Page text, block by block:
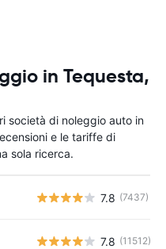
in Tequesta,
società di noleggio auto in
e le tariffe di
sola ricerca.
7.8 (7437)
7.8 (11512)